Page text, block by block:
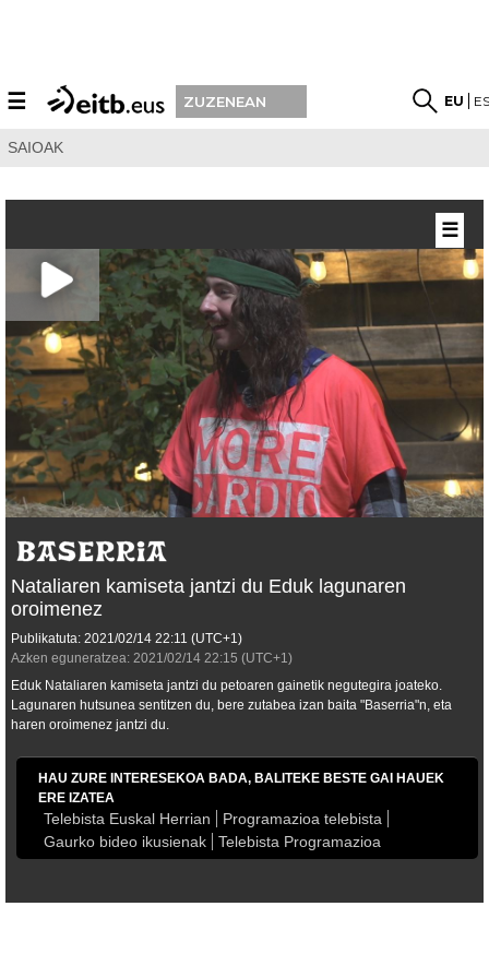
☰ ZUZENEAN EU
SAIOAK
Nataliaren kamiseta jantzi du Eduk lagunaren
oroimenez
Publikatuta: 2021/02/14 22:11 (UTC+1)
Azken eguneratzea: 2021/02/14 22:15 (UTC+1)
Eduk Nataliaren kamiseta jantzi du petoaren gainetik negutegira joateko.
Lagunaren hutsunea sentitzen du, bere zutabea izan baita "Baserria"n, eta
haren oroimenez jantzi du.
HAU ZURE INTERESEKOA BADA, BALITEKE BESTE GAI HAUEK
ERE IZATEA
Telebista Euskal Herrian
Programazioa telebista
Gaurko bideo ikusienak
Telebista Programazioa
☰